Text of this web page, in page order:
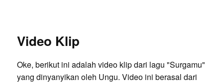
Video Klip
Oke, berikut ini adalah video klip dari lagu "Surgamu"
yang dinyanyikan oleh Ungu. Video ini berasal dari